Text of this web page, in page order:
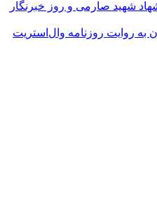
شهید صارمی و روز خبرنگار
به روایت روزنامه وال‌استریت